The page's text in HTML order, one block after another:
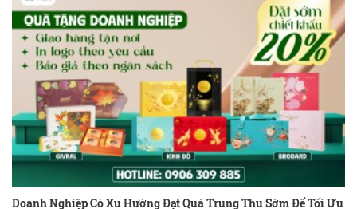
Doanh Nghiệp Có Xu Hướng Đặt Quà Trung Thu Sớm Để Tối Ưu